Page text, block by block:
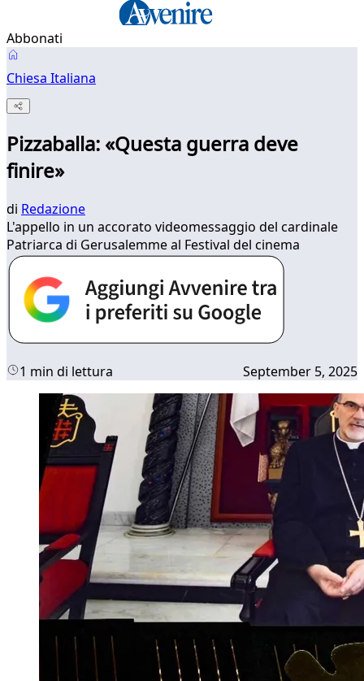
Abbonati
Chiesa Italiana
Pizzaballa: «Questa guerra deve
finire»
di Redazione
L'appello in un accorato videomessaggio del cardinale
Patriarca di Gerusalemme al Festival del cinema
1 min di lettura September 5, 2025